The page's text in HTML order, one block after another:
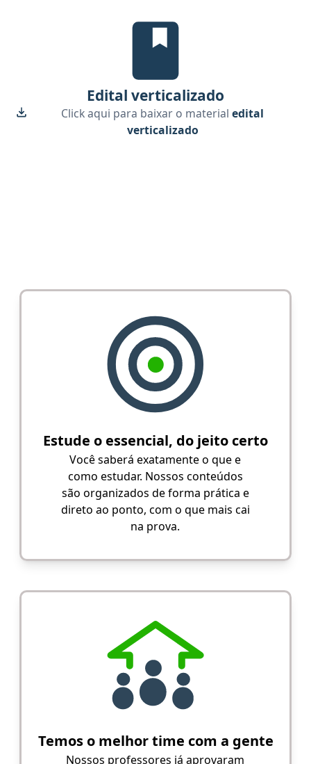
edital verticalizado, material
Edital verticalizado
Click aqui para baixar o materialedital
verticalizado
Estude o essencial, do jeito certo
Você saberá exatamente o que e
como estudar. Nossos conteúdos
são organizados de forma prática e
direto ao ponto, com o que mais cai
na prova.
Temos o melhor time com a gente
Nossos professores já aprovaram